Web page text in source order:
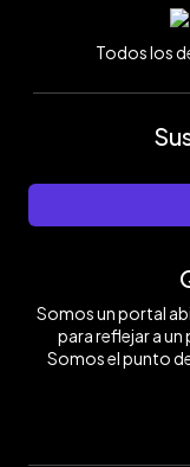
Todos los
Somos un portal
para reflejar a un
Somos el punto